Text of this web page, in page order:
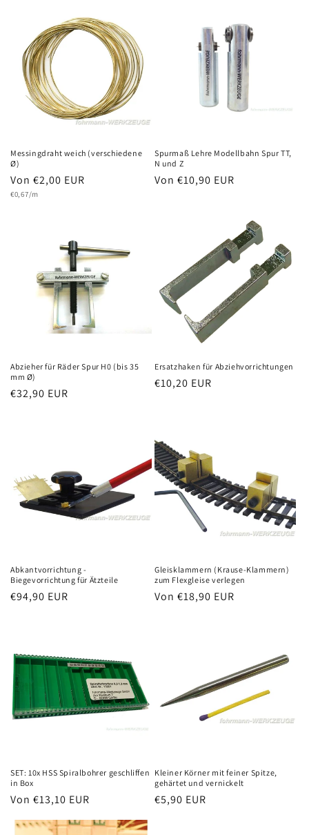
Messingdraht weich (verschiedene
Ø)
Normaler
Preis
Von €2,00 EUR
Grundpreis
€0,67/m
Spurmaß Lehre Modellbahn Spur TT,
N und Z
Normaler
Von €10,90 EUR
Abzieher für Räder Spur H0 (bis 35
mm Ø)
Normaler
€32,90 EUR
Ersatzhaken für Abziehvorrichtungen
Normaler
€10,20 EUR
Abkantvorrichtung -
Biegevorrichtung für Ätzteile
Normaler
€94,90 EUR
Gleisklammern (Krause-Klammern)
zum Flexgleise verlegen
Normaler
Von €18,90 EUR
SET: 10x HSS Spiralbohrer geschliffen
in Box
Normaler
Von €13,10 EUR
Kleiner Körner mit feiner Spitze,
gehärtet und vernickelt
Normaler
€5,90 EUR